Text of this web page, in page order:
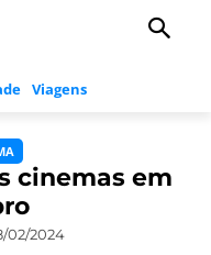
Viagens
cinemas em
02/2024